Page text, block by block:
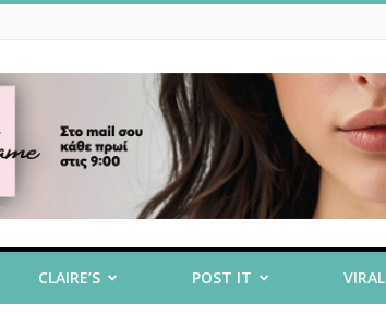
CLAIRE’S POST IT VIRAL